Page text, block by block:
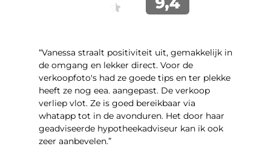
“Vanessa straalt positiviteit uit, gemakkelijk in
de omgang en lekker direct. Voor de
verkoopfoto's had ze goede tips en ter plekke
heeft ze nog eea. aangepast. De verkoop
verliep vlot. Ze is goed bereikbaar via
whatapp tot in de avonduren. Het door haar
geadviseerde hypotheekadviseur kan ik ook
zeer aanbevelen.”